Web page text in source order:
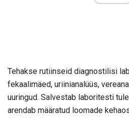
Tehakse rutiinseid diagnostilisi
fekaalimäed, uriinianalüüs,
uuringud. Salvestab laboritesti
arendab määratud loomade